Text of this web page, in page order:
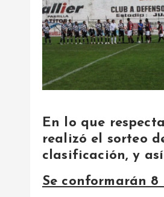
En lo que
realizó el sorteo
clasificación, y
Se conformarán